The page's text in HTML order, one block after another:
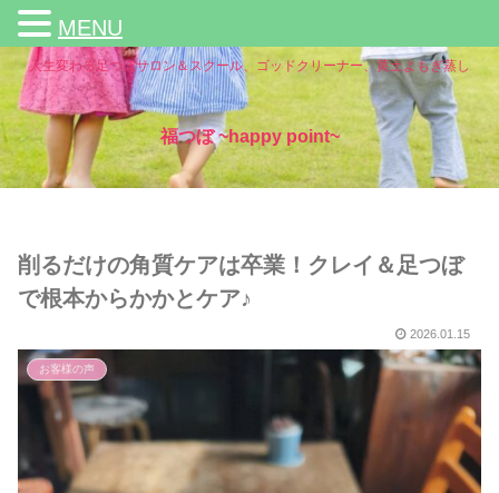
人生変わる足つぼサロン＆スクール、ゴッドクリーナー、黄土よもぎ蒸し
福つぼ ~happy point~
削るだけの角質ケアは卒業！クレイ＆足つぼ
で根本からかかとケア♪
2026.01.15
お客様の声
MENU